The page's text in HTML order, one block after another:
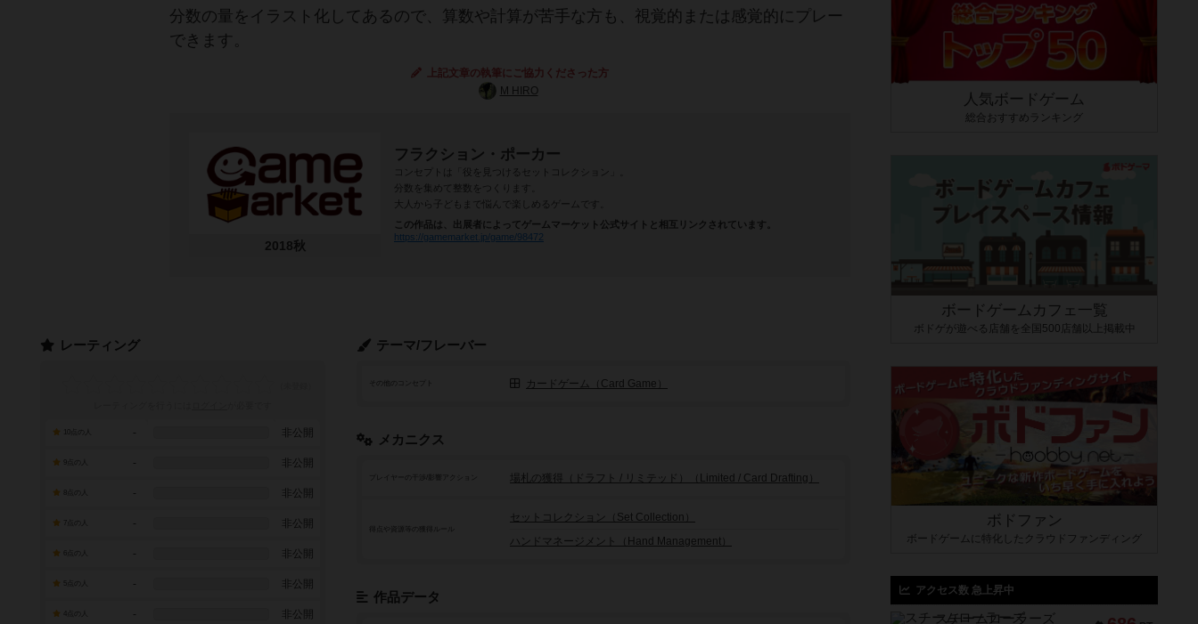
分数の量をイラスト化してあるので、算数や計算が苦手な方も、視覚的または感覚的にプレー
できます。
上記文章の執筆にご協力くださった方
M HIRO
2018秋
フラクション・ポーカー
コンセプトは「役を見つけるセットコレクション」。
分数を集めて整数をつくります。
大人から子どもまで悩んで楽しめるゲームです。
この作品は、出展者によってゲームマーケット公式サイトと相互リンクされています。
https://gamemarket.jp/game/98472
テーマ/フレーバー
その他のコンセプト カードゲーム（Card Game）
メカニクス
プレイヤーの干渉/影響アクション 場札の獲得（ドラフト / リミテッド）（Limited / Card Drafting）
セットコレクション（Set Collection）
ハンドマネージメント（Hand Management）
作品データ
レーティング
- 非公開
- 非公開
- 非公開
7点の人 - 非公開
- 非公開
- 非公開
- 非公開
人気ボードゲーム
総合おすすめランキング
ボードゲームカフェ一覧
ボドゲが遊べる店舗を全国500店舗以上掲載中
ボドファン
ボードゲームに特化したクラウドファンディング
アクセス数 急上昇中
スチームローラーズ